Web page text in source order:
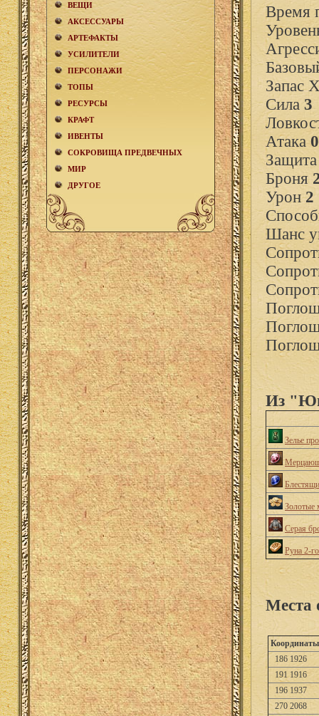
ВЕЩИ
АКCЕСCУАРЫ
АРТЕФАКТЫ
УСИЛИТЕЛИ
ПЕРСОНАЖИ
ТОПЫ
РЕСУРСЫ
КРАФТ
ИВЕНТЫ
СОКРОВИЩА ПРЕДВЕЧНЫХ
МИР
ДРУГОЕ
Время
Запас
Сила 3
Атака 0
Броня
Урон2
Шанс
Из
Зелье
Золотые
Серая
Руна 2-
Места
Координаты
186 1926
191 1916
196 1937
270 2068